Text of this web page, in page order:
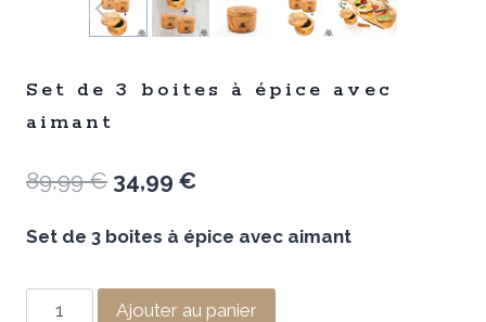
Set de 3 boites à épice avec
aimant
89,99€ Le
était :
34,99 €Le
actuel
est :
Set de 3 boites à épice avec aimant
quantité
Ajouter au panier